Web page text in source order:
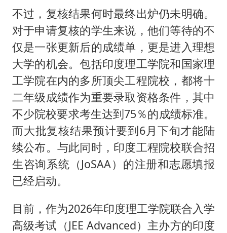
不过，复核结果何时最终出炉仍未明确。
对于申请复核的学生来说，他们等待的不
仅是一张更新后的成绩单，更是进入理想
大学的机会。包括印度理工学院和国家理
工学院在内的多所顶尖工程院校，都将十
二年级成绩作为重要录取资格条件，其中
不少院校要求考生达到75％的成绩标准。
而大批复核结果预计要到6月下旬才能陆
续公布。与此同时，印度工程院校联合招
生咨询系统（JoSAA）的注册和志愿填报
已经启动。
目前，作为2026年印度理工学院联合入学
高级考试（JEE Advanced）主办方的印度